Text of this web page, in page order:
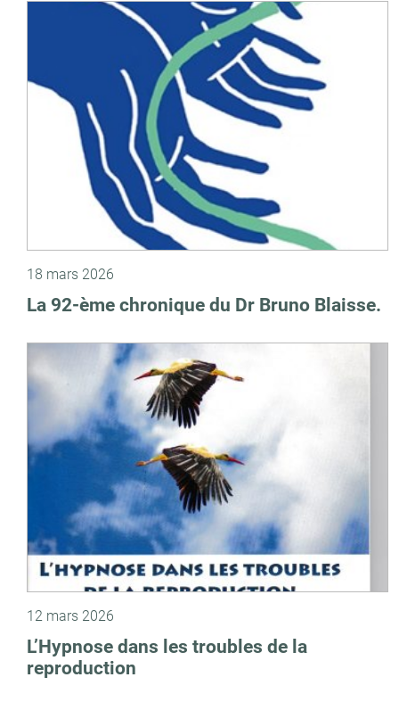
18 mars 2026
La 92-ème chronique du Dr Bruno Blaisse.
12 mars 2026
L’Hypnose dans les troubles de la
reproduction